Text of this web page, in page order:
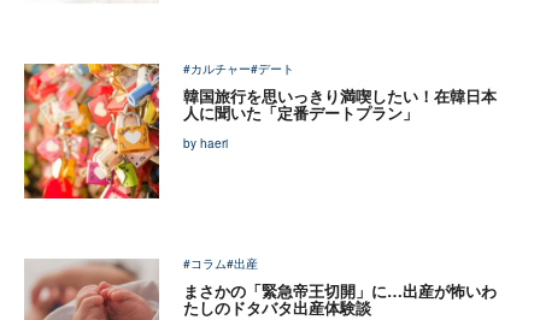
#カルチャー#デート
韓国旅行を思いっきり満喫したい！在韓日本
人に聞いた「定番デートプラン」
by haeri
#コラム#出産
まさかの「緊急帝王切開」に…出産が怖いわ
たしのドタバタ出産体験談